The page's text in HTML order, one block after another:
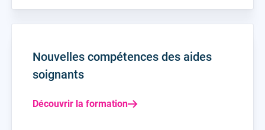
Nouvelles compétences des aides
soignants
Découvrir la formation